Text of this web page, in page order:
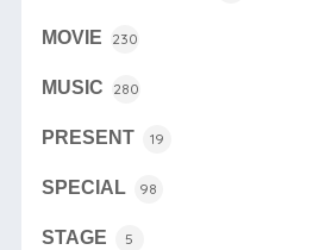
MOVIE 230
MUSIC 280
PRESENT 19
SPECIAL 98
STAGE 5